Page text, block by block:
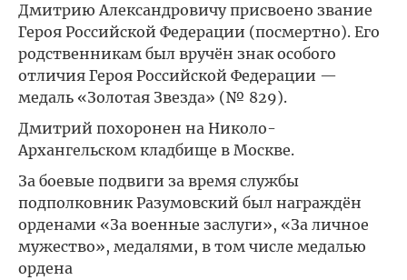
Дмитрию Александровичу присвоено звание
Героя Российской Федерации (посмертно). Его
родственникам был вручён знак особого
отличия Героя Российской Федерации —
медаль «Золотая Звезда» (№ 829).
Дмитрий похоронен на Николо-
Архангельском кладбище в Москве.
За боевые подвиги за время службы
подполковник Разумовский был награждён
орденами «За военные заслуги», «За личное
мужество», медалями, в том числе медалью
ордена